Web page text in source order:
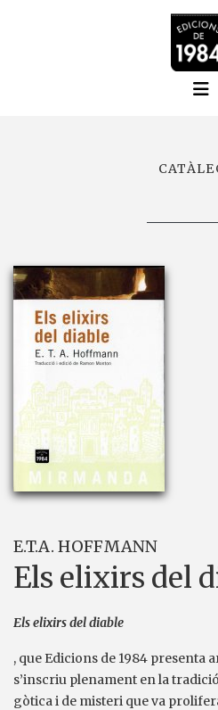
E.T.A. HOFFMANN
Els elixirs del
Els elixirs del diable
, que Edicions de 1984 presenta
s’inscriu plenament en la
gòtica i de misteri que va